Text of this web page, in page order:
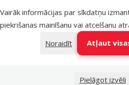
Vairāk informācijas par sīkdatņu
piekrišanas mainīšanu vai atcelšanu
Noraidīt
Atļaut
Pielāgot izvēli